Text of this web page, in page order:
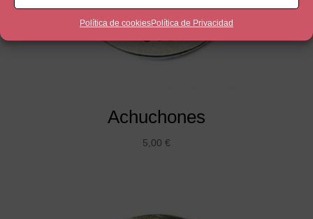
Política de cookiesPolítica de Privacidad
Achuchones
5,00 €